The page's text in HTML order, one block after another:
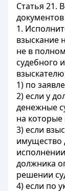
Статья 21.
1.
взыскание
не в
судебного
1) по
2) если у
денежные
на
3) если
имущество
должника
решении
4) если по